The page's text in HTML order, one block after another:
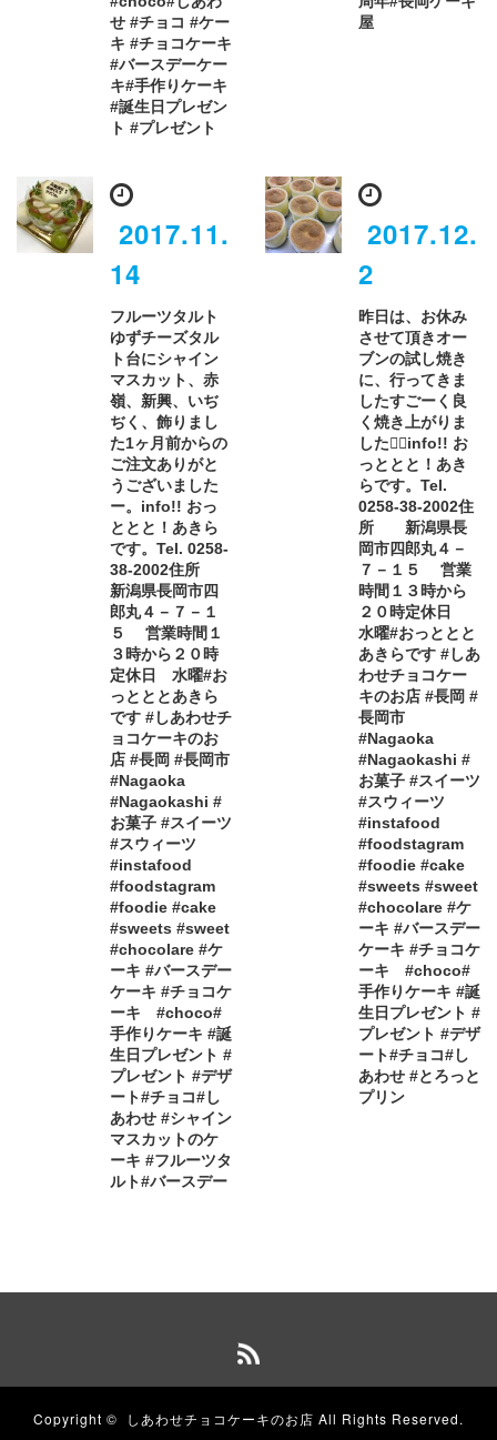
せ #チョコ #ケー
キ #チョコケーキ
#バースデーケー
キ#手作りケーキ
#誕生日プレゼン
ト #プレゼント
屋
2017.11.
14
フルーツタルト
ゆずチーズタル
ト台にシャイン
マスカット、赤
嶺、新興、いぢ
ぢく、飾りまし
た️1ヶ月前からの
ご注文ありがと
うございました
ー。info!! おっ
ととと！あきら
です。Tel. 0258-
38-2002住所
新潟県長岡市四
郎丸４－７－１
５ 営業時間１
３時から２０時
定休日 水曜#お
っとととあきら
です #しあわせチ
ョコケーキのお
店 #長岡 #長岡市
#Nagaoka
#Nagaokashi #
お菓子 #スイーツ
#スウィーツ
#instafood
#foodstagram
#foodie #cake
#sweets #sweet
#chocolare #ケ
ーキ #バースデー
ケーキ #チョコケ
ーキ #choco#
手作りケーキ #誕
生日プレゼント #
プレゼント #デザ
ート#チョコ#し
あわせ #シャイン
マスカットのケ
ーキ #フルーツタ
ルト#バースデー
2017.12.
2
昨日は、お休み
させて頂きオー
ブンの試し焼き
に、行ってきま
したすごーく良
く焼き上がりま
した。🏻info!! お
っととと！あき
らです。Tel.
0258-38-2002住
所 新潟県長
岡市四郎丸４－
７－１５ 営業
時間１３時から
２０時定休日
水曜#おっととと
あきらです #しあ
わせチョコケー
キのお店 #長岡 #
長岡市
#Nagaoka
#Nagaokashi #
お菓子 #スイーツ
#スウィーツ
#instafood
#foodstagram
#foodie #cake
#sweets #sweet
#chocolare #ケ
ーキ #バースデー
ケーキ #チョコケ
ーキ #choco#
手作りケーキ #誕
生日プレゼント #
プレゼント #デザ
ート#チョコ#し
あわせ #とろっと
プリン
Copyright © しあわせチョコケーキのお店 All Rights Reserved.